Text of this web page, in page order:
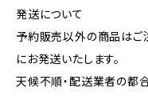
発送について
予約販売以外の商品は
にお発送いたします。
天候不順・配送業者の都